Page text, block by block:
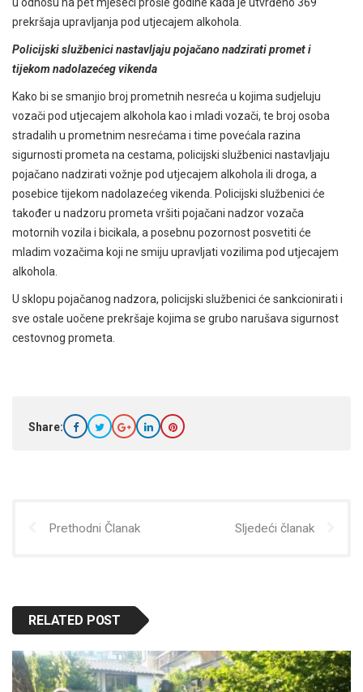
prekršaja upravljanja pod utjecajem alkohola.
Policijski službenici nastavljaju pojačano nadzirati promet i
tijekom nadolazećeg vikenda
Kako bi se smanjio broj prometnih nesreća u kojima sudjeluju
vozači pod utjecajem alkohola kao i mladi vozači, te broj osoba
stradalih u prometnim nesrećama i time povećala razina
sigurnosti prometa na cestama, policijski službenici nastavljaju
pojačano nadzirati vožnje pod utjecajem alkohola ili droga, a
posebice tijekom nadolazećeg vikenda. Policijski službenici će
također u nadzoru prometa vršiti pojačani nadzor vozača
motornih vozila i bicikala, a posebnu pozornost posvetiti će
mladim vozačima koji ne smiju upravljati vozilima pod utjecajem
alkohola.
U sklopu pojačanog nadzora, policijski službenici će sankcionirati i
sve ostale uočene prekršaje kojima se grubo narušava sigurnost
cestovnog prometa.
Share:
Prethodni Članak Sljedeći članak
RELATED POST